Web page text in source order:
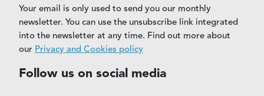
Your email is only used to send you our monthly
newsletter. You can use the unsubscribe link integrated
into the newsletter at any time. Find out more about
our Privacy and Cookies policy
Follow us on social media